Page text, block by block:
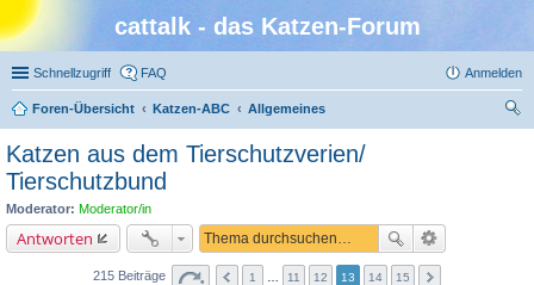
cattalk - das Katzen-Forum
Schnellzugriff FAQ Anmelden
Foren-Übersicht Katzen-ABC
Allgemeines
Katzen aus dem Tierschutzverien/
Tierschutzbund
Moderator: Moderator/in
Antworten
215 Beiträge 1 11 12 13 14 15